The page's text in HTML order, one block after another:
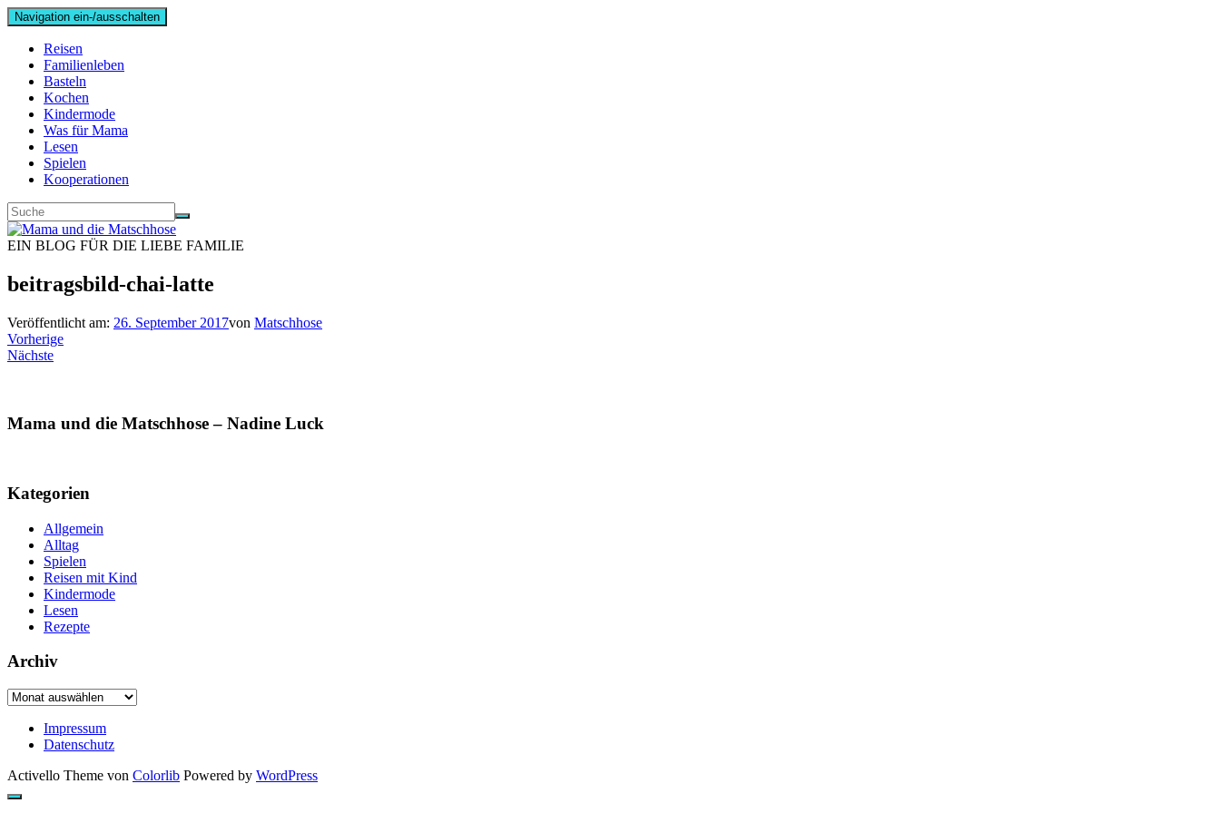
Navigation ein-/ausschalten
Reisen
Familienleben
Basteln
Kochen
Kindermode
Was für Mama
Lesen
Spielen
Kooperationen
EIN BLOG FÜR DIE LIEBE FAMILIE
beitragsbild-chai-latte
Veröffentlicht am: 26. September 2017von Matschhose
Vorherige
Nächste
Mama und die Matschhose – Nadine Luck
Kategorien
Allgemein
Alltag
Spielen
Reisen mit Kind
Kindermode
Lesen
Rezepte
Archiv
Archiv
Impressum
Datenschutz
Activello Theme von Colorlib Powered by WordPress